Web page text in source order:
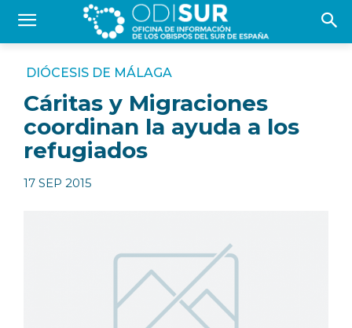
DIÓCESIS DE MÁLAGA
Cáritas y Migraciones
coordinan la ayuda a los
refugiados
17 SEP 2015